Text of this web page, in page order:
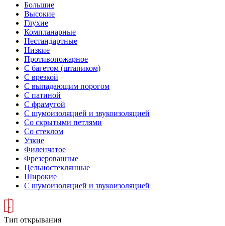
Большие
Высокие
Глухие
Компланарные
Нестандартные
Низкие
Противопожарное
С багетом (штапиком)
С врезкой
С выпадающим порогом
С патиной
С фрамугой
С шумоизоляцией и звукоизоляцией
Со скрытыми петлями
Со стеклом
Узкие
Филенчатое
Фрезерованные
Цельностеклянные
Широкие
С шумоизоляцией и звукоизоляцией
Тип открывания